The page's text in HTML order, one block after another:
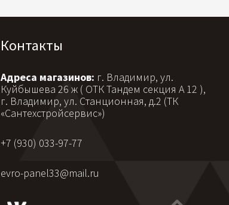
Контакты
Адреса магазинов: г. Владимир, ул.
Куйбышева 26 ж ( ОТК Тандем секция А 12 ),
г. Владимир, ул. Станционная, д.2 (ТК
«Сантехстройсервис»)
+7 (930) 033-97-77
evro-panel33@mail.ru